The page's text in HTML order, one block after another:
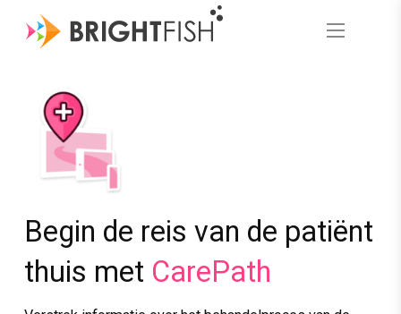
Begin de reis van de patiënt
thuis met CarePath